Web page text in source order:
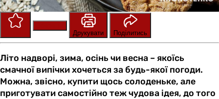
Друкувати
Поділитись
Літо надворі, зима, осінь чи весна – якоїсь
смачної випічки хочеться за будь-якої погоди.
Можна, звісно, купити щось солоденьке, але
приготувати самостійно теж чудова ідея, до того